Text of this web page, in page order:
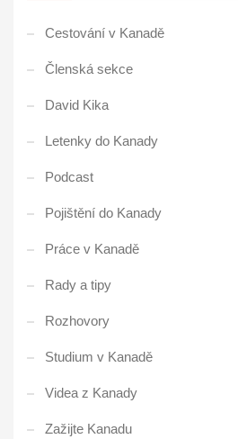
Cestování v Kanadě
Členská sekce
David Kika
Letenky do Kanady
Podcast
Pojištění do Kanady
Práce v Kanadě
Rady a tipy
Rozhovory
Studium v Kanadě
Videa z Kanady
Zažijte Kanadu